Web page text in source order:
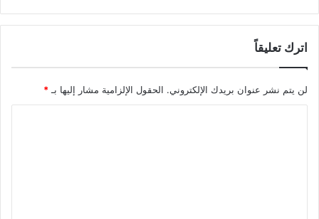
اترك تعليقاً
لن يتم نشر عنوان بريدك الإلكتروني. الحقول الإلزامية مشار إليها بـ *